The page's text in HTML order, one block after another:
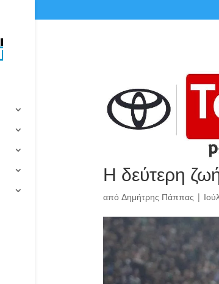
Η δεύτερη
από Δημήτρης Πάππας |